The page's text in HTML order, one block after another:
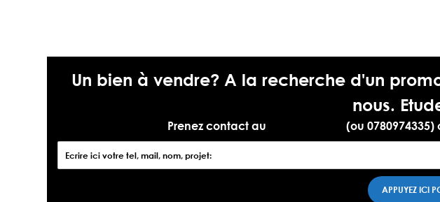
Un bien à vendre? A la recherche d'un
nous.
Prenez contact au (ou